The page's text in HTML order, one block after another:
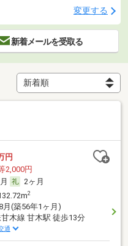
変更する
新着メールを受取る
円
2,000円
2ヶ月
2
月(築56年1ヶ月)
木線 甘木駅 徒歩13分
通